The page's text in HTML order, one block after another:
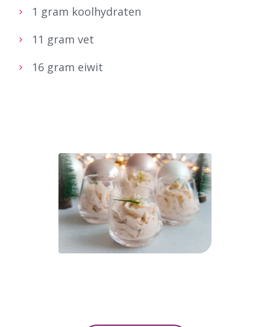
1 gram koolhydraten
11 gram vet
16 gram eiwit